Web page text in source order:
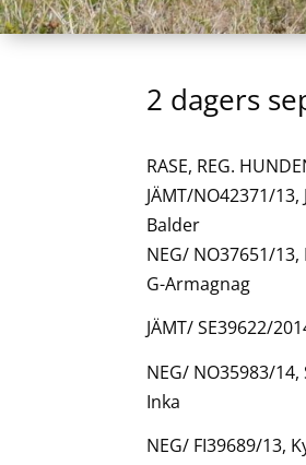
2 dagers
RASE, REG.
JÄMT/NO42371/13,
Balder
NEG/ NO37651/
G-Armagnag
JÄMT/ SE39622/
NEG/ NO35983/14,
Inka
NEG/ FI39689/13,